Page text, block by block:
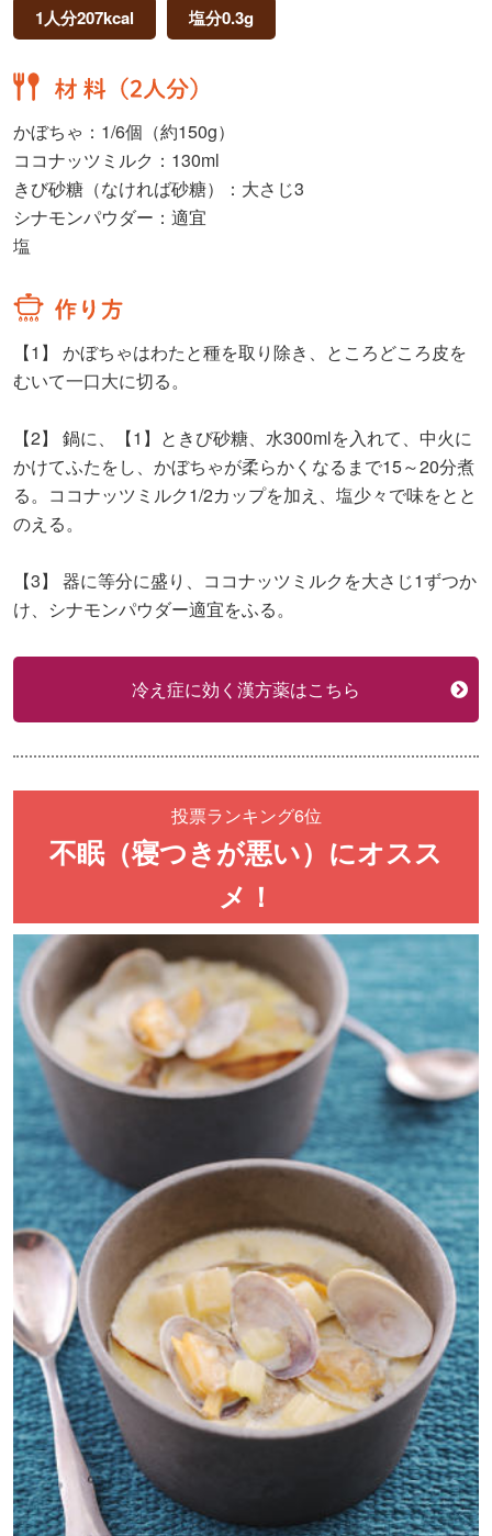
1人分207kcal 塩分0.3g
かぼちゃ：1/6個（約150g）
ココナッツミルク：130ml
きび砂糖（なければ砂糖）：大さじ3
シナモンパウダー：適宜
塩
【1】 かぼちゃはわたと種を取り除き、ところどころ皮を
むいて一口大に切る。
【2】 鍋に、【1】ときび砂糖、水300mlを入れて、中火に
かけてふたをし、かぼちゃが柔らかくなるまで15～20分煮
る。ココナッツミルク1/2カップを加え、塩少々で味をとと
のえる。
【3】 器に等分に盛り、ココナッツミルクを大さじ1ずつか
け、シナモンパウダー適宜をふる。
冷え症に効く漢方薬はこちら
投票ランキング6位
不眠（寝つきが悪い）にオスス
メ！